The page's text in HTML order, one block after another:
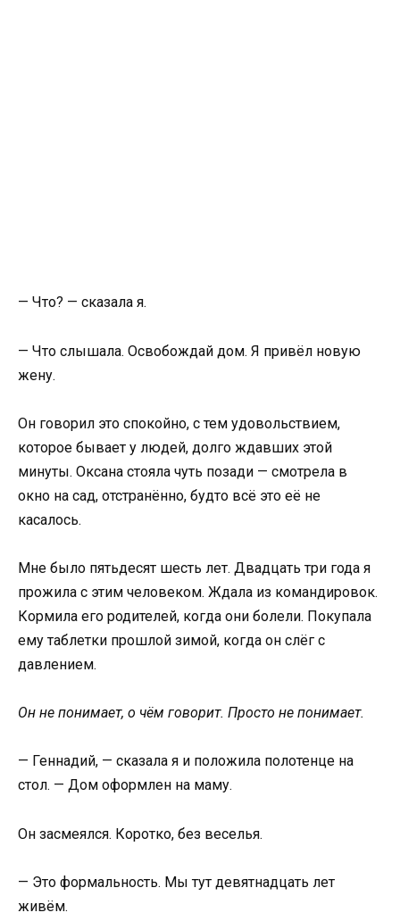
— Что? — сказала я.
— Что слышала. Освобождай дом. Я привёл новую
жену.
Он говорил это спокойно, с тем удовольствием,
которое бывает у людей, долго ждавших этой
минуты. Оксана стояла чуть позади — смотрела в
окно на сад, отстранённо, будто всё это её не
касалось.
Мне было пятьдесят шесть лет. Двадцать три года я
прожила с этим человеком. Ждала из командировок.
Кормила его родителей, когда они болели. Покупала
ему таблетки прошлой зимой, когда он слёг с
давлением.
Он не понимает, о чём говорит. Просто не понимает.
— Геннадий, — сказала я и положила полотенце на
стол. — Дом оформлен на маму.
Он засмеялся. Коротко, без веселья.
— Это формальность. Мы тут девятнадцать лет
живём.